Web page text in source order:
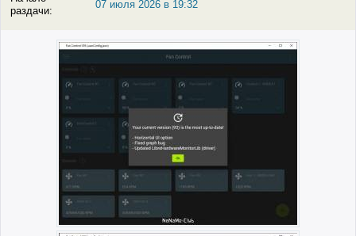
раздачи:
07 июля 2026 в 19:32